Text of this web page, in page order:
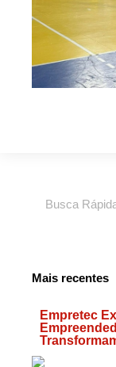
Mais recentes
Empretec